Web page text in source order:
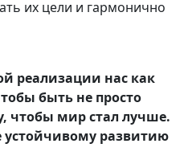
их цели и гармонично
реализации нас как
быть не просто
чтобы мир стал лучше.
устойчивому развитию